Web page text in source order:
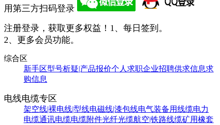
用第三方扫码登录
注册登录，获取更多权益！ 1、每日签到。
2、更多会员功能。
综合区
新手区型号析疑|产品报价个人求职企业招聘供求信息求
购信息
电线电缆专区
架空线|裸电线|型线电磁线|漆包线电气装备用线缆电力
电缆通讯电缆电缆附件光纤光缆航空|铁路线缆矿用橡套